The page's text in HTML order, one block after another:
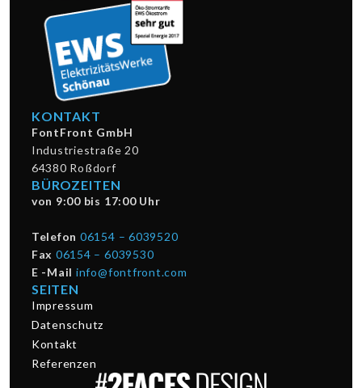
KONTAKT
FontFront GmbH
Industriestraße 20
64380 Roßdorf
BÜROZEITEN
von 9:00 bis 17:00 Uhr
Telefon 06154 – 6039520
Fax 06154 – 6039530
E -Mail info@fontfront.com
SEITEN
Impressum
Datenschutz
Kontakt
Referenzen